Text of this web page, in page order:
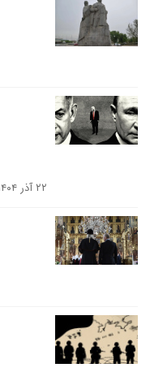
۲۲ آذر ۱۴۰۴